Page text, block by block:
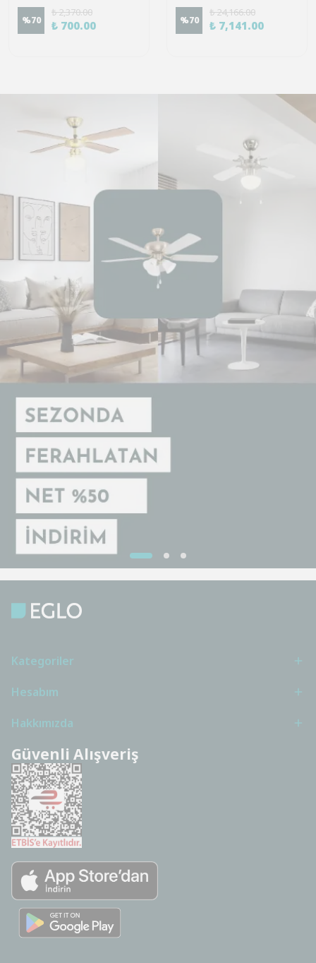
%70
₺ 2,370.00
₺ 700.00 %70
₺ 24,166.00
₺ 7,141.00
Kategoriler
Hesabım
Hakkımızda
Güvenli Alışveriş